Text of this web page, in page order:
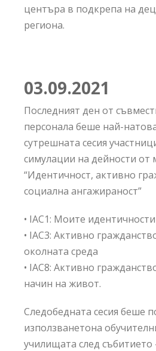
центъра в подкрепа на
региона.
03.09.2021
Последният ден от
персонала беше най-
сутрешната сесия
симулации на дейности от
“Идентичност, активно
социална ангажираност”
• IAC1: Моите идентичности
• IAC3: Активно
околната среда
• IAC8: Активно
начин на живот.
Следобедната сесия беше
използванетона
училищата след събитието